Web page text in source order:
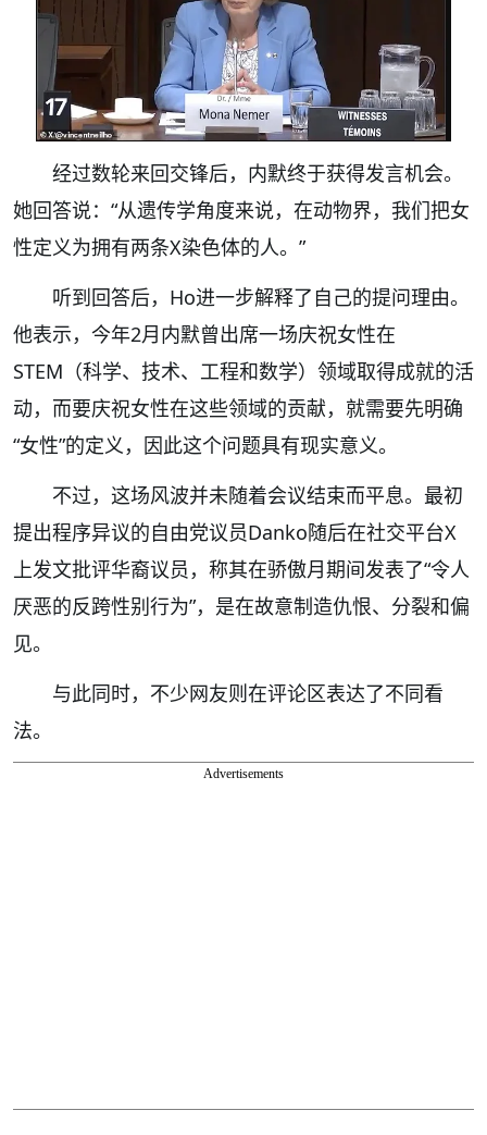
经过数轮来回交锋后，内默终于获得发言机会。
她回答说：“从遗传学角度来说，在动物界，我们把女
性定义为拥有两条X染色体的人。”
听到回答后，Ho进一步解释了自己的提问理由。
他表示，今年2月内默曾出席一场庆祝女性在
STEM（科学、技术、工程和数学）领域取得成就的活
动，而要庆祝女性在这些领域的贡献，就需要先明确
“女性”的定义，因此这个问题具有现实意义。
不过，这场风波并未随着会议结束而平息。最初
提出程序异议的自由党议员Danko随后在社交平台X
上发文批评华裔议员，称其在骄傲月期间发表了“令人
厌恶的反跨性别行为”，是在故意制造仇恨、分裂和偏
见。
与此同时，不少网友则在评论区表达了不同看
法。
Advertisements